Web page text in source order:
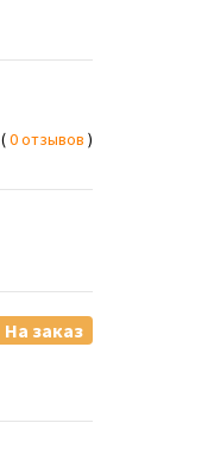
(0 отзывов )
На заказ